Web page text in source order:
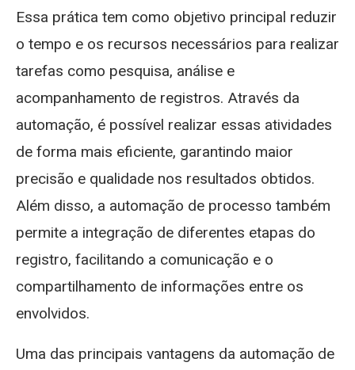
Essa prática tem como objetivo principal reduzir
o tempo e os recursos necessários para realizar
tarefas como pesquisa, análise e
acompanhamento de registros. Através da
automação, é possível realizar essas atividades
de forma mais eficiente, garantindo maior
precisão e qualidade nos resultados obtidos.
Além disso, a automação de processo também
permite a integração de diferentes etapas do
registro, facilitando a comunicação e o
compartilhamento de informações entre os
envolvidos.
Uma das principais vantagens da automação de